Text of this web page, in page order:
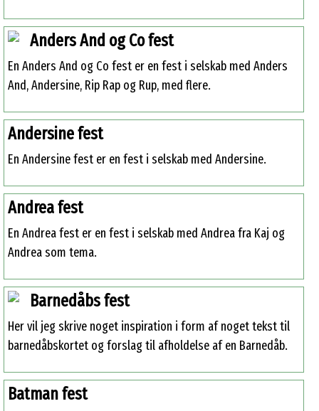
Anders And og Co fest
En Anders And og Co fest er en fest i selskab med Anders
And, Andersine, Rip Rap og Rup, med flere.
Andersine fest
En Andersine fest er en fest i selskab med Andersine.
Andrea fest
En Andrea fest er en fest i selskab med Andrea fra Kaj og
Andrea som tema.
Barnedåbs fest
Her vil jeg skrive noget inspiration i form af noget tekst til
barnedåbskortet og forslag til afholdelse af en Barnedåb.
Batman fest